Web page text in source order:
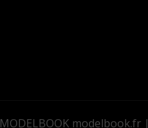
MODELBOOK modelbook.fr|